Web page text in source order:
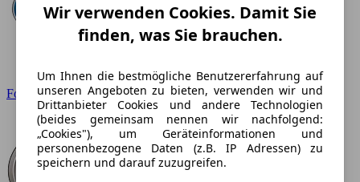
Ford
Wir verwenden Cookies. Damit Sie
finden, was Sie brauchen.
Um Ihnen die bestmögliche Benutzererfahrung auf
unseren Angeboten zu bieten, verwenden wir und
Drittanbieter Cookies und andere Technologien
(beides gemeinsam nennen wir nachfolgend:
„Cookies"), um Geräteinformationen und
personenbezogene Daten (z.B. IP Adressen) zu
speichern und darauf zuzugreifen.